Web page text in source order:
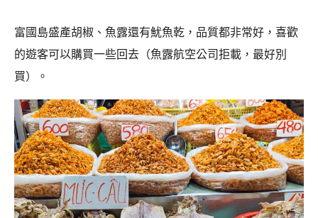
富國島盛產胡椒、魚露還有魷魚乾，品質都非常好，喜歡
的遊客可以購買一些回去（魚露航空公司拒載，最好別
買）。